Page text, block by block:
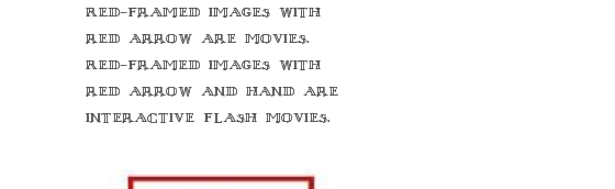
Red-framed images with
red arrow are movies.
Red-framed images with
red arrow and hand are
interactive flash movies.